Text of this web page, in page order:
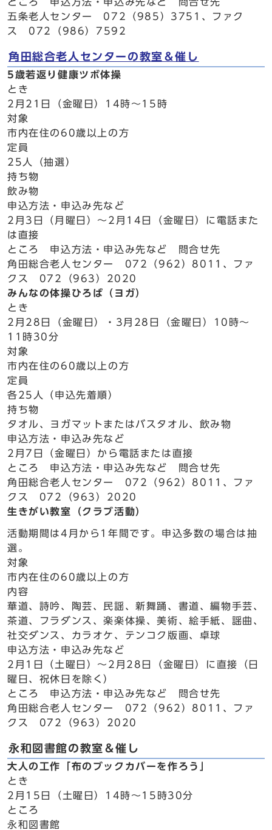
五条老人センター 072（985）3751、ファク
ス 072（986）7592
角田総合老人センターの教室＆催し
5歳若返り健康ツボ体操
とき
2月21日（金曜日）14時～15時
対象
市内在住の60歳以上の方
定員
25人（抽選）
持ち物
飲み物
申込方法・申込み先など
2月3日（月曜日）～2月14日（金曜日）に電話また
は直接
ところ 申込方法・申込み先など 問合せ先
角田総合老人センター 072（962）8011、ファ
クス 072（963）2020
みんなの体操ひろば（ヨガ）
とき
2月28日（金曜日）・3月28日（金曜日）10時～
11時30分
対象
市内在住の60歳以上の方
定員
各25人（申込先着順）
持ち物
タオル、ヨガマットまたはバスタオル、飲み物
申込方法・申込み先など
2月7日（金曜日）から電話または直接
ところ 申込方法・申込み先など 問合せ先
角田総合老人センター 072（962）8011、ファ
クス 072（963）2020
生きがい教室（クラブ活動）
活動期間は4月から1年間です。申込多数の場合は抽
選。
対象
市内在住の60歳以上の方
内容
華道、詩吟、陶芸、民謡、新舞踊、書道、編物手芸、
茶道、フラダンス、楽楽体操、美術、絵手紙、謡曲、
社交ダンス、カラオケ、テンコク版画、卓球
申込方法・申込み先など
2月1日（土曜日）～2月28日（金曜日）に直接（日
曜日、祝休日を除く）
ところ 申込方法・申込み先など 問合せ先
角田総合老人センター 072（962）8011、ファ
クス 072（963）2020
永和図書館の教室＆催し
大人の工作「布のブックカバーを作ろう」
とき
2月15日（土曜日）14時～15時30分
ところ
永和図書館